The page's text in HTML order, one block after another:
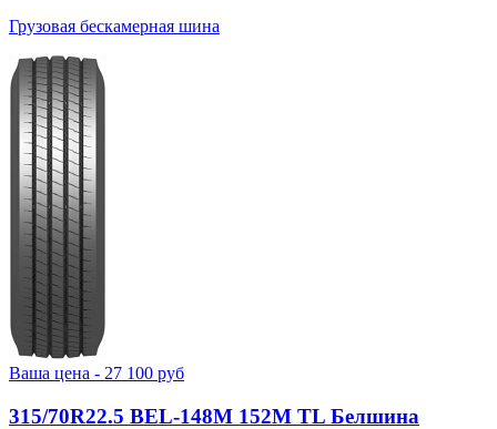
Грузовая бескамерная шина
Ваша цена - 27 100 руб
315/70R22.5 BEL-148М 152M TL Белшина